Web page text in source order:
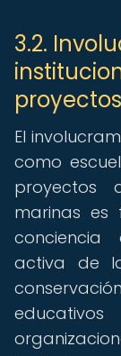
3.2.
El
como
proyectos
marinas es
activa de